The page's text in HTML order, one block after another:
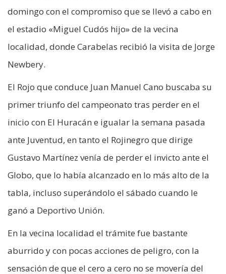
domingo con el compromiso que se llevó a cabo en
el estadio «Miguel Cudós hijo» de la vecina
localidad, donde Carabelas recibió la visita de Jorge
Newbery.
El Rojo que conduce Juan Manuel Cano buscaba su
primer triunfo del campeonato tras perder en el
inicio con El Huracán e igualar la semana pasada
ante Juventud, en tanto el Rojinegro que dirige
Gustavo Martínez venía de perder el invicto ante el
Globo, que lo había alcanzado en lo más alto de la
tabla, incluso superándolo el sábado cuando le
ganó a Deportivo Unión.
En la vecina localidad el trámite fue bastante
aburrido y con pocas acciones de peligro, con la
sensación de que el cero a cero no se movería del